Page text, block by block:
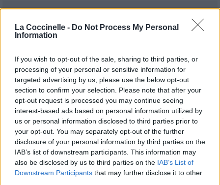
La Coccinelle - Do Not Process My Personal
Information
If you wish to opt-out of the sale, sharing to third parties, or
processing of your personal or sensitive information for
targeted advertising by us, please use the below opt-out
section to confirm your selection. Please note that after your
opt-out request is processed you may continue seeing
interest-based ads based on personal information utilized by
us or personal information disclosed to third parties prior to
your opt-out. You may separately opt-out of the further
disclosure of your personal information by third parties on the
IAB’s list of downstream participants. This information may
also be disclosed by us to third parties on the IAB’s List of
Downstream Participants that may further disclose it to other